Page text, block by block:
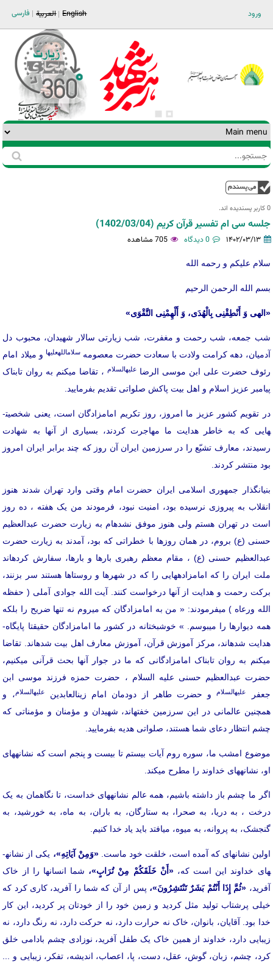
ورود فارسی العربية English
فرم
جستجو
جستجو
0 کاربر پسندیده اند.‎
جلسه سی ام تفسیر قرآن کریم (1402/03/04)
۱۴۰۲/۰۳/۱۳ 0 دیدگاه 705 مشاهده
سلام علیکم و رحمه الله
بسم الله الرحمن الرحیم
« الهی وَ أَنْطِقْنِی بِالْهُدَی، وَ أَلْهِمْنِی التَّقْوَی»
شب جمعه، شب رحمت و مغفرت، شب زیارتی سالار شهیدان، محبوب دل
آدمیان، دهه کرامت ولادت با سعادت حضرت معصومهسلام­الله­علیها و میلاد امام
رئوف حضرت علی ابن موسی الرضا علیه­السلام ، تقاضا می­کنم به روان تابناک
پیامبر عزیز اسلام و اهل بیت پاکش صلواتی تقدیم بفرمایید.
در تقویم کشور عزیز ما امروز، روز تکریم امامزادگان است، یعنی شخصیت­
هایی که به خاطر هدایت ما مهاجرت کردند، بسیاری از آنها به شهادت
رسیدند، معارف تشیّع را در سرزمین ایران آن روز که چند برابر ایران امروز
بود منتشر کردند.
بنیانگذار جمهوری اسلامی ایران حضرت امام وقتی وارد تهران شدند هنوز
انقلاب به پیروزی نرسیده بود، امنیت نبود، فرمودند من یک هفته ، ده روز
است در تهران هستم ولی هنوز موفق نشده­ام به زیارت حضرت عبدالعظیم
حسنی (ع) بروم، در همان روزها با خطراتی که بود، آمدند به زیارت حضرت
عبدالعظیم حسنی (ع) ، مقام معظم رهبری بارها و بارها، سفارش کرده­اند
ملت ایران را که امامزاده­هایی را که در شهرها و روستاها هستند سر بزنند،
برکت رحمت و هدایت از آنها درخواست کنند. آیت الله جوادی آملی ( حفظه
الله ورعاه ) می­فرمودند: « من به امامزادگان که می­روم نه تنها ضریح را بلکه
همه دیوارها را می­بوسم. » خوشبختانه در کشور ما امامزادگان حقیقتا پایگاه­
هدایت شده­اند، مرکز آموزش قرآن، آموزش معارف اهل بیت شده­اند. تقاضا
می­کنم به روان تابناک امامزادگانی که ما در جوار آنها بحث قرآنی می­کنیم،
حضرت عبدالعظیم حسنی علیه السلام ، حضرت حمزه فرزند موسی ابن
جعفر
علیه­السلامو حضرت طاهر از دودمان امام زین­العابدین علیه­السلام، و
همچنین عالمانی در این سرزمین خفته­اند، شهیدان و مؤمنان و مؤمناتی که
چشم انتظار دعای شما هستند، صلواتی هدیه بفرمایید.
موضوع امشب ما، سوره روم آیات بیستم تا بیست و پنجم است که نشانه­های
او، نشانه­های خداوند را مطرح می­کند.
اگر ما چشم باز داشته باشیم، همه عالم نشانه­های خداست، تا نگاهمان به یک
درخت ، به دریا، به صحرا، به ستارگان، به باران، به ماه، به خورشید، به
گنجشک، به پروانه، به میوه، می­افتد باید یاد خدا کنیم.
اولین نشانه­ای که آمده است، خلقت خود ماست.«وَمِنْ آيَاتِهِ»،یکی از نشانه­
های خداوند این است که،«أَنْ خَلَقَكُمْ مِنْ تُرَابٍ»، شما انسان­ها را از خاک
آفرید، «ثُمَّ إِذَا أَنْتُمْ بَشَرٌ تَنْتَشِرُونَ»، پس از آن که شما را آفرید، کاری کرد که
خیلی پرشتاب تولید مثل کردید و زمین خود را از خودتان پر کردید، این کار
خدا بود. آقایان، بانوان، خاک نه حرارت دارد، نه حرکت دارد، نه رنگ دارد، نه
زیبایی دارد، خداوند از همین خاک یک طفل آفرید، نوزادی چشم بادامی خلق
کرد، چشم، زبان، گوش، عقل، دست، پا، اعصاب، اندیشه، تفکر، زیبایی و ...